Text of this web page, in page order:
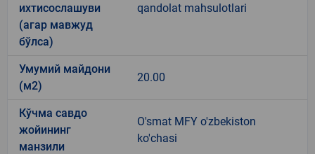
ихтисослашуви
(агар мавжуд
бўлса)
qandolat mahsulotlari
Умумий майдони
(м2)
20.00
Кўчма савдо
жойининг
манзили
O'smat MFY o'zbekiston
ko'chasi